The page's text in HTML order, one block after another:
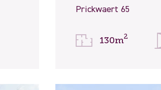
Prickwaert 65
130m2